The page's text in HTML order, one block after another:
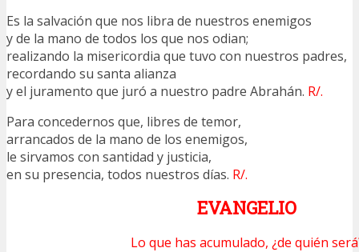
Es la salvación que nos libra de nuestros enemigos
y de la mano de todos los que nos odian;
realizando la misericordia que tuvo con nuestros padres,
recordando su santa alianza
y el juramento que juró a nuestro padre Abrahán. R/.
Para concedernos que, libres de temor,
arrancados de la mano de los enemigos,
le sirvamos con santidad y justicia,
en su presencia, todos nuestros días. R/.
EVANGELIO
Lo que has acumulado, ¿de quién